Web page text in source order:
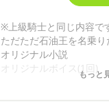
※上級騎士と同じ内容で
ただただ石油王を名乗り
オリジナル小説
オリジナルボイス(1回)
ボイスリクエスト(抽選券
もっと